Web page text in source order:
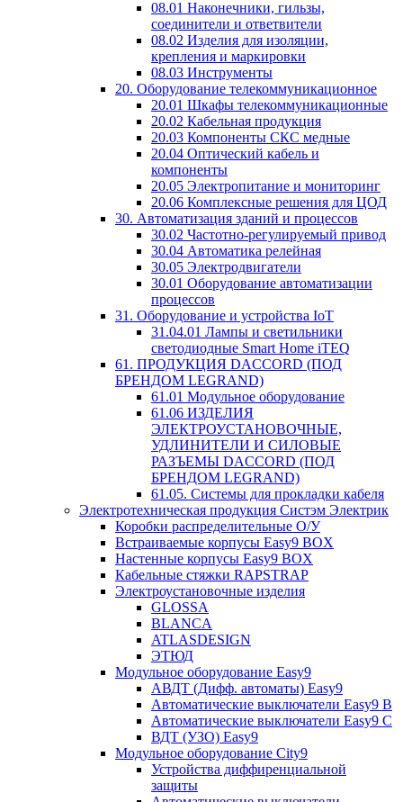
08.01 Наконечники, гильзы,
соединители и ответвители
08.02 Изделия для изоляции,
крепления и маркировки
08.03 Инструменты
20. Оборудование телекоммуникационное
20.01 Шкафы телекоммуникационные
20.02 Кабельная продукция
20.03 Компоненты СКС медные
20.04 Оптический кабель и
компоненты
20.05 Электропитание и мониторинг
20.06 Комплексные решения для ЦОД
30. Автоматизация зданий и процессов
30.02 Частотно-регулируемый привод
30.04 Автоматика релейная
30.05 Электродвигатели
30.01 Оборудование автоматизации
процессов
31. Оборудование и устройства IoT
31.04.01 Лампы и светильники
светодиодные Smart Home iTEQ
61. ПРОДУКЦИЯ DACCORD (ПОД
БРЕНДОМ LEGRAND)
61.01 Модульное оборудование
61.06 ИЗДЕЛИЯ
ЭЛЕКТРОУСТАНОВОЧНЫЕ,
УДЛИНИТЕЛИ И СИЛОВЫЕ
РАЗЪЕМЫ DACCORD (ПОД
БРЕНДОМ LEGRAND)
61.05. Системы для прокладки кабеля
Электротехническая продукция Систэм Электрик
Коробки распределительные О/У
Встраиваемые корпусы Easy9 BOX
Настенные корпусы Easy9 BOX
Кабельные стяжки RAPSTRAP
Электроустановочные изделия
GLOSSA
BLANCA
ATLASDESIGN
ЭТЮД
Модульное оборудование Easy9
АВДТ (Дифф. автоматы) Easy9
Автоматические выключатели Easy9 В
Автоматические выключатели Easy9 С
ВДТ (УЗО) Easy9
Модульное оборудование City9
Устройства диффиренциальной
защиты